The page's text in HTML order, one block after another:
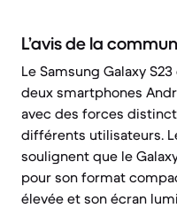
L’avis de la
Le Samsung Galaxy
deux smartphones
avec des forces
différents utilisateurs.
soulignent que le
pour son format
élevée et son écran